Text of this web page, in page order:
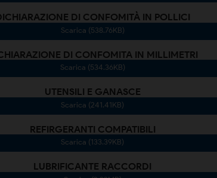
DI CONFOMITÀ IN POLLICI
Scarica (538.76KB)
DI CONFOMITA IN MILLIMETRI
Scarica (534.36KB)
UTENSILI E GANASCE
Scarica (241.41KB)
REFIRGERANTI COMPATIBILI
Scarica (133.39KB)
LUBRIFICANTE RACCORDI